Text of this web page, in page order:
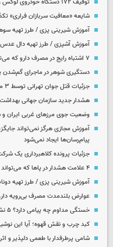
توقیف ۱۷۲ دستگاه خودروی لوکس و آپارتمان
شایعه «معافیت سربازان فراری»
آموزش شیرینی پزی / طرز تهیه
آموزش آشپزی / طرز تهیه دال
۷ اشتباه رایج در مصرف دارو که می‌تواند سلامتتان را به خطر بیندازد
دستگیری شوهر در ماجرای
جزئیات قتل جوان تهرانی توسط ۳ مرد پژو سوار
هشدار جدید سازمان جهانی بهداشت
وضعیت جوی مرزهای غربی ایران و
آموزش مجازی هرگز نمی‌تواند
پیام‌رسان‌ها ایجاد نمی‌شود
جزئیات پرونده کلاهبرداری یک شرکت
۴ علامت هشدار در پاها که می‌تواند نشانه مشکلات جدی سلامت باشد
آموزش شیرینی پزی / طرز تهیه
عوارض بلندمدت مصرف بی‌رویه
خستگی مداوم چه پیامی دارد؟ ۵ نشانه کمبود اکسیژن خون که باید جدی گرفت
کبد چرب و نقش قهوه؛ آیا این
شامی پرطرفدار با طعمی دلپذیر و